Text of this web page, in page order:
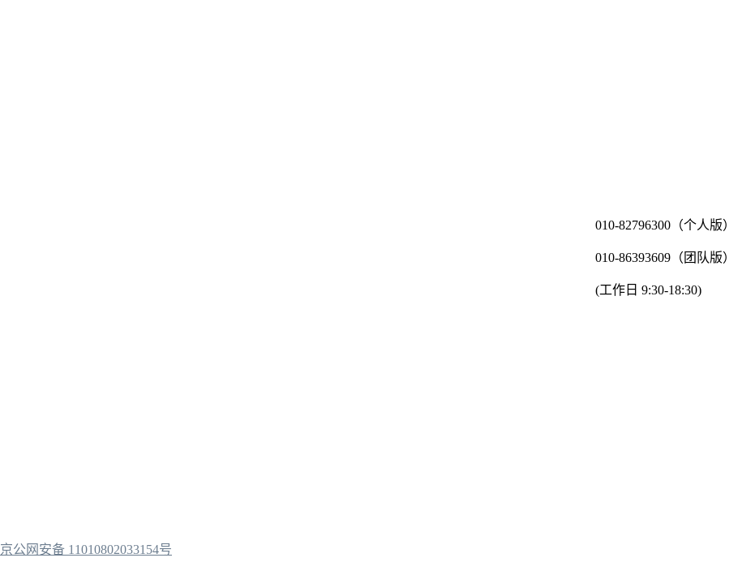
010-82796300（个人版）
010-86393609（团队版）
(工作日 9:30-18:30)
京公网安备 11010802033154号